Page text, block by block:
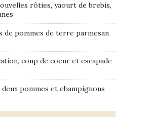
rôties, yaourt de brebis,
de pommes de terre parmesan
coup de coeur et escapade
deux pommes et champignons